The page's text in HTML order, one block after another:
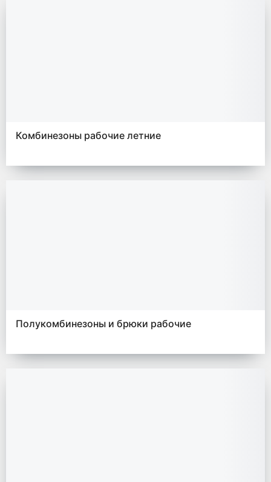
Комбинезоны рабочие летние
Полукомбинезоны и брюки рабочие